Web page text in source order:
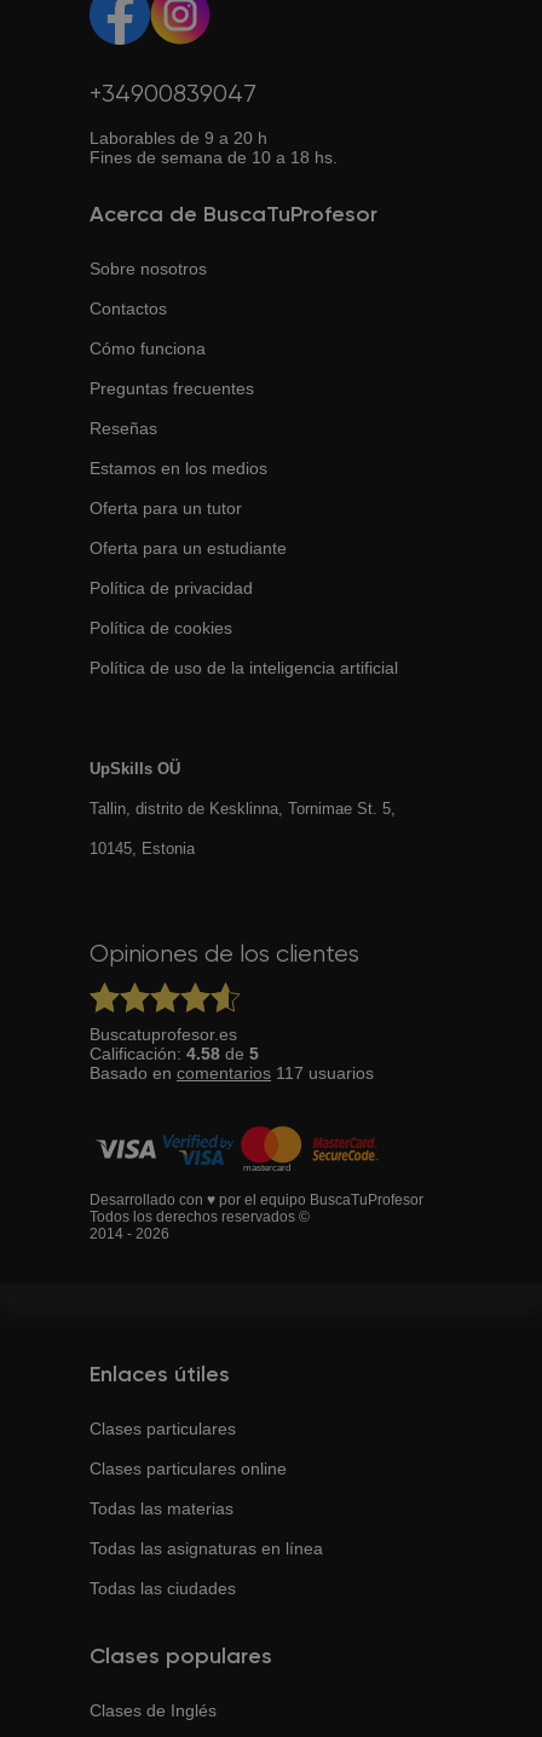
+34900839047
Laborables de 9 a 20 h
Fines de semana de 10 a 18 hs.
Acerca de BuscaTuProfesor
Sobre nosotros
Contactos
Cómo funciona
Preguntas frecuentes
Reseñas
Estamos en los medios
Oferta para un tutor
Oferta para un estudiante
Política de privacidad
Política de cookies
Política de uso de la inteligencia artificial
UpSkills OÜ
Tallin, distrito de Kesklinna, Tornimаe St. 5,
10145, Estonia
Opiniones de los clientes
Buscatuprofesor.es
Calificación: 4.58 de 5
Basado en comentarios 117 usuarios
Desarrollado con ♥ por el equipo BuscaTuProfesor
Todos los derechos reservados ©
2014 - 2026
Enlaces útiles
Clases particulares
Clases particulares online
Todas las materias
Todas las asignaturas en línea
Todas las ciudades
Clases populares
Clases de Inglés